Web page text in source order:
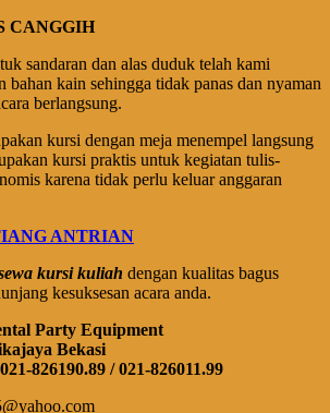
CANGGIH
sandaran dan alas duduk telah kami
bahan kain sehingga tidak panas dan nyaman
berlangsung.
kursi dengan meja menempel langsung
kursi praktis untuk kegiatan tulis-
karena tidak perlu keluar anggaran
ANTRIAN
kursi kuliah dengan kualitas bagus
kesuksesan acara anda.
Party Equipment
Bekasi
826190.89 / 021-826011.99